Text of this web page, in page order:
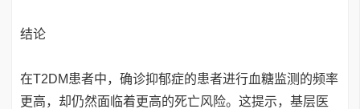
结论
在T2DM患者中，确诊抑郁症的患者进行血糖监测的频率
更高，却仍然面临着更高的死亡风险。这提示，基层医